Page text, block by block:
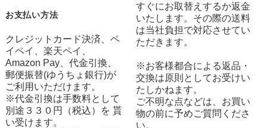
お支払い方法
クレジットカード決済、ペ
イペイ、楽天ペイ、
Amazon Pay、代金引換、
郵便振替(ゆうちょ銀行)が
ご利用いただけます。
※代金引換は手数料として
別途３３０円（税込）を 貰
い受けます。
すぐにお取替えするか返金
いたします。その際の送料
は当社負担で対応させてい
ただきます。
※お客様都合による返品・
交換は原則としてお受けい
たしかねます。
ご不明な点などは、お買い
物の前に予めご質問くださ
い。